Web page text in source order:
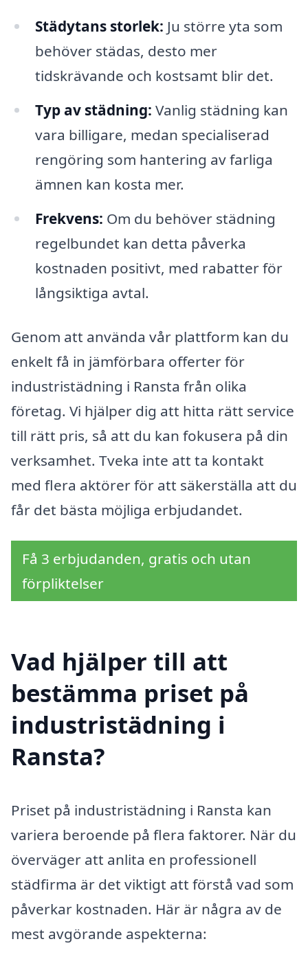
Städytans storlek: Ju större yta som
behöver städas, desto mer
tidskrävande och kostsamt blir det.
Typ av städning: Vanlig städning kan
vara billigare, medan specialiserad
rengöring som hantering av farliga
ämnen kan kosta mer.
Frekvens: Om du behöver städning
regelbundet kan detta påverka
kostnaden positivt, med rabatter för
långsiktiga avtal.
Genom att använda vår plattform kan du
enkelt få in jämförbara offerter för
industristädning i Ransta från olika
företag. Vi hjälper dig att hitta rätt service
till rätt pris, så att du kan fokusera på din
verksamhet. Tveka inte att ta kontakt
med flera aktörer för att säkerställa att du
får det bästa möjliga erbjudandet.
Få 3 erbjudanden, gratis och utan
förpliktelser
Vad hjälper till att
bestämma priset på
industristädning i
Ransta?
Priset på industristädning i Ransta kan
variera beroende på flera faktorer. När du
överväger att anlita en professionell
städfirma är det viktigt att förstå vad som
påverkar kostnaden. Här är några av de
mest avgörande aspekterna: